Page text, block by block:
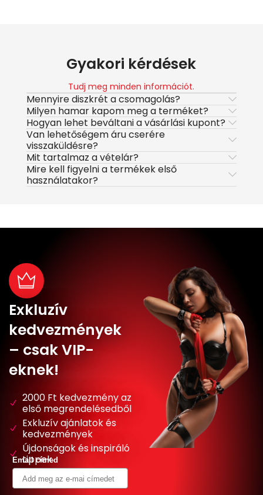
Gyakori kérdések
Tudj meg minden információt.
Mennyire diszkrét a csomagolás?
Milyen hamar kapom meg a terméket?
Hogyan lehet beváltani a vásárlási kupont?
Van lehetőségem áru cserére
visszaküldésre?
Mit tartalmaz a vételár?
Mire kell figyelni a termékek első
használatakor?
Exkluzív
kedvezmények
– csak VIP-
eknek!
2000 Ft kedvezmény az
első megrendelésedből
Exkluzív ajánlatok és
kedvezmények
Újdonságok és inspiráló
tippek
Email címed